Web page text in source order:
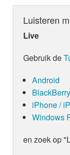
Luisteren
Live
Gebruik de
Android
BlackBerry
iPhone /
Windows
en zoek op